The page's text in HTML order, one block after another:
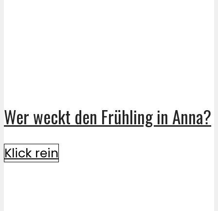
Wer weckt den Frühling in Anna?
Klick rein